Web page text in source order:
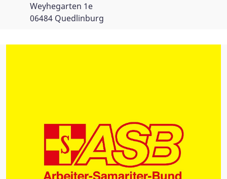
Weyhegarten 1e
06484 Quedlinburg